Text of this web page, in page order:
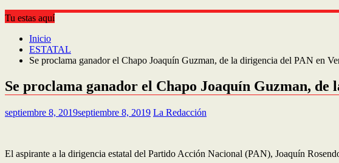
Tu estas aquí
Inicio
ESTATAL
Se proclama ganador el Chapo Joaquín Guzman, de la dirigencia del PAN en
Se proclama ganador el Chapo Joaquín Guzman,
septiembre 8, 2019septiembre 8, 2019 La Redacción
El aspirante a la dirigencia estatal del Partido Acción Nacional (PAN), Joaquín